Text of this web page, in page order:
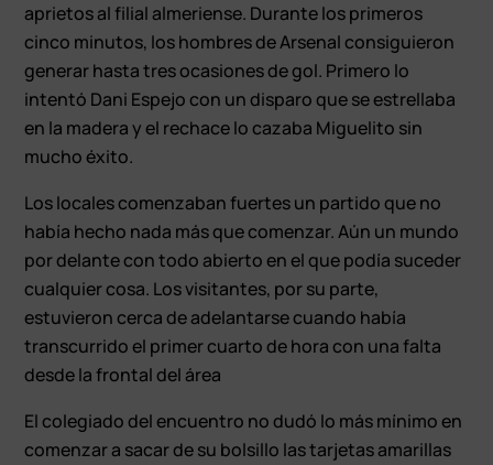
aprietos al filial almeriense. Durante los primeros
cinco minutos, los hombres de Arsenal consiguieron
generar hasta tres ocasiones de gol. Primero lo
intentó Dani Espejo con un disparo que se estrellaba
en la madera y el rechace lo cazaba Miguelito sin
mucho éxito.
Los locales comenzaban fuertes un partido que no
había hecho nada más que comenzar. Aún un mundo
por delante con todo abierto en el que podía suceder
cualquier cosa. Los visitantes, por su parte,
estuvieron cerca de adelantarse cuando había
transcurrido el primer cuarto de hora con una falta
desde la frontal del área
El colegiado del encuentro no dudó lo más mínimo en
comenzar a sacar de su bolsillo las tarjetas amarillas